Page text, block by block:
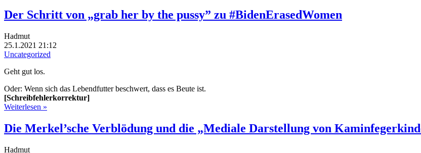
Der Schritt von „grab her by the pussy” zu #BidenErasedWomen
Hadmut
25.1.2021 21:12
Uncategorized
Geht gut los.
Oder: Wenn sich das Lebendfutter beschwert, dass es Beute ist.
[Schreibfehlerkorrektur]
Weiterlesen »
Die Merkel’sche Verblödung und die „Mediale Darstellung von
Hadmut